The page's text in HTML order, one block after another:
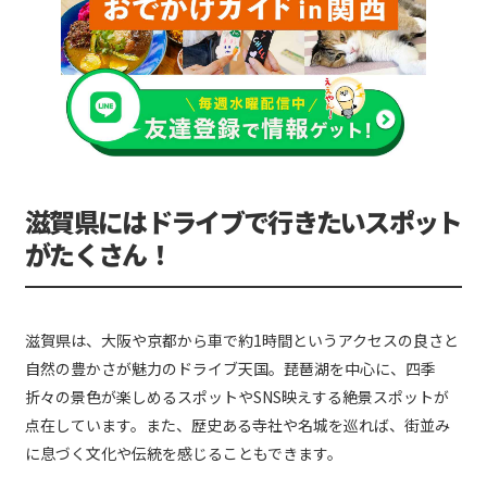
滋賀県にはドライブで行きたいスポット
がたくさん！
滋賀県は、大阪や京都から車で約1時間というアクセスの良さと
自然の豊かさが魅力のドライブ天国。琵琶湖を中心に、四季
折々の景色が楽しめるスポットやSNS映えする絶景スポットが
点在しています。また、歴史ある寺社や名城を巡れば、街並み
に息づく文化や伝統を感じることもできます。